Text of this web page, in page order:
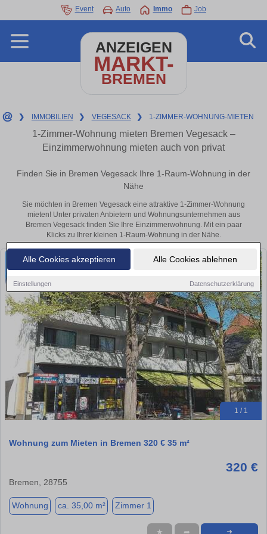
Alle Cookies akzeptieren Alle Cookies ablehnen
Einstellungen Datenschutzerklärung
Event Auto Immo Job
ANZEIGEN
MARKT-
BREMEN
❯ IMMOBILIEN ❯ VEGESACK ❯ 1-ZIMMER-WOHNUNG-MIETEN
1-Zimmer-Wohnung mieten Bremen Vegesack –
Einzimmerwohnung mieten auch von privat
Finden Sie in Bremen Vegesack Ihre 1-Raum-Wohnung in der
Nähe
Sie möchten in Bremen Vegesack eine attraktive 1-Zimmer-Wohnung
mieten! Unter privaten Anbietern und Wohnungsunternehmen aus
Bremen Vegesack finden Sie Ihre Einzimmerwohnung. Mit ein paar
Klicks zu Ihrer kleinen 1-Raum-Wohnung in der Nähe.
1 / 1
Wohnung zum Mieten in Bremen 320 € 35 m²
320 €
Bremen, 28755
Wohnung ca. 35,00 m² Zimmer 1
★ ➦ ➜